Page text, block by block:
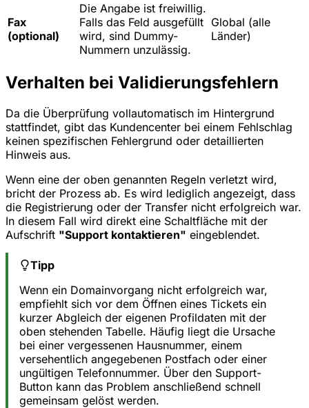
Fax
(optional)
Die Angabe ist freiwillig.
Falls das Feld ausgefüllt
wird, sind Dummy-
Nummern unzulässig.
Global (alle
Länder)
Verhalten bei Validierungsfehlern
Da die Überprüfung vollautomatisch im Hintergrund
stattfindet, gibt das Kundencenter bei einem Fehlschlag
keinen spezifischen Fehlergrund oder detaillierten
Hinweis aus.
Wenn eine der oben genannten Regeln verletzt wird,
bricht der Prozess ab. Es wird lediglich angezeigt, dass
die Registrierung oder der Transfer nicht erfolgreich war.
In diesem Fall wird direkt eine Schaltfläche mit der
Aufschrift "Support kontaktieren" eingeblendet.
Tipp
Wenn ein Domainvorgang nicht erfolgreich war,
empfiehlt sich vor dem Öffnen eines Tickets ein
kurzer Abgleich der eigenen Profildaten mit der
oben stehenden Tabelle. Häufig liegt die Ursache
bei einer vergessenen Hausnummer, einem
versehentlich angegebenen Postfach oder einer
ungültigen Telefonnummer. Über den Support-
Button kann das Problem anschließend schnell
gemeinsam gelöst werden.